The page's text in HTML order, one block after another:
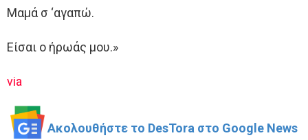
Μαμά σ ‘αγαπώ.
Είσαι ο ήρωάς μου.»
via
Ακολουθήστε το DesTora στο Google News